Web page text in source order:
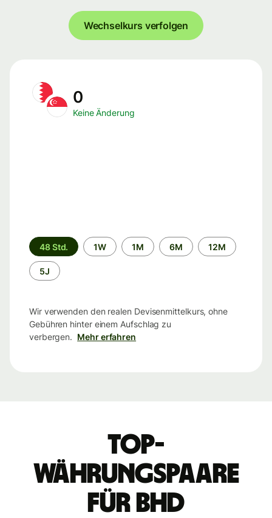
Wechselkurs verfolgen
0
Keine Änderung
Zeitraum
48 Std. 1W 1M 6M 12M
5J
Wir verwenden den realen Devisenmittelkurs, ohne
Gebühren hinter einem Aufschlag zu
verbergen. Mehr erfahren
Top-
Währungspaare
für BHD